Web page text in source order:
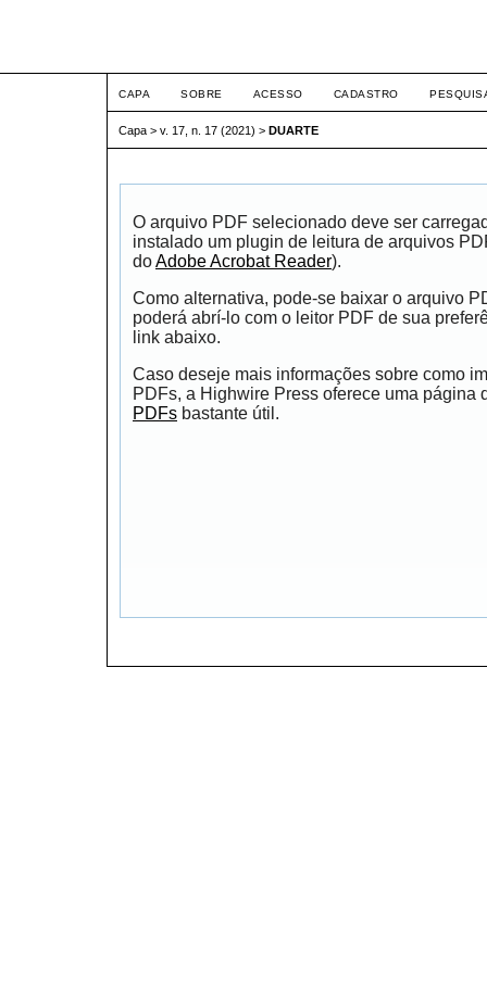
CAPA SOBRE ACESSO CADASTRO
Capa > v. 17, n. 17 (2021) > DUARTE
O arquivo PDF selecionado deve ser
instalado um plugin de leitura de arquivos
doAdobe Acrobat Reader).
Como alternativa, pode-se baixar o arquivo
poderá abrí-lo com o leitor PDF de sua
link abaixo.
Caso deseje mais informações sobre como
PDFs, a Highwire Press oferece uma página
PDFs bastante útil.